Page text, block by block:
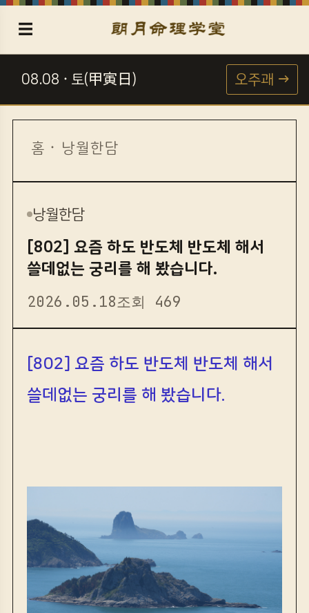
☰
08.08 · 토(甲寅日) 오주괘 →
홈 · 낭월한담
낭월한담
[802] 요즘 하도 반도체 반도체 해서
쓸데없는 궁리를 해 봤습니다.
2026.05.18조회 469
[802] 요즘 하도 반도체 반도체 해서
쓸데없는 궁리를 해 봤습니다.